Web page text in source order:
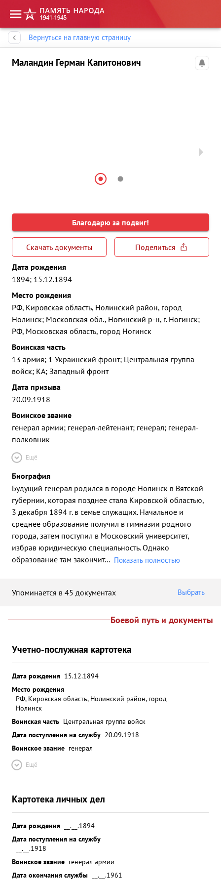
Вернуться на главную страницу
Маландин Герман Капитонович
Благодарю за подвиг!
Скачать документы
Поделиться
Дата рождения
1894; 15.12.1894
Место рождения
РФ, Кировская область, Нолинский район, город
Нолинск; Московская обл., Ногинский р-н, г. Ногинск;
РФ, Московская область, город Ногинск
Воинская часть
13 армия; 1 Украинский фронт; Центральная группа
войск; КА; Западный фронт
Дата призыва
20.09.1918
Воинское звание
генерал армии; генерал-лейтенант; генерал; генерал-
полковник
Ещё
Биография
Будущий генерал родился в городе Нолинск в Вятской
губернии, которая позднее стала Кировской областью,
3 декабря 1894 г. в семье служащих. Начальное и
среднее образование получил в гимназии родного
города, затем поступил в Московский университет,
избрав юридическую специальность. Однако
образование там закончит... Показать полностью
Упоминается в 45 документах Выбрать
Боевой путь и документы
Учетно-послужная картотека
Дата рождения 15.12.1894
Место рождения
РФ, Кировская область, Нолинский район, город
Нолинск
Воинская часть Центральная группа войск
Дата поступления на службу 20.09.1918
Воинское звание генерал
Ещё
Картотека личных дел
Дата рождения
__.__.1894
Дата поступления на службу
__.__.1918
Воинское звание генерал армии
Дата окончания службы
__.__.1961
Память народа